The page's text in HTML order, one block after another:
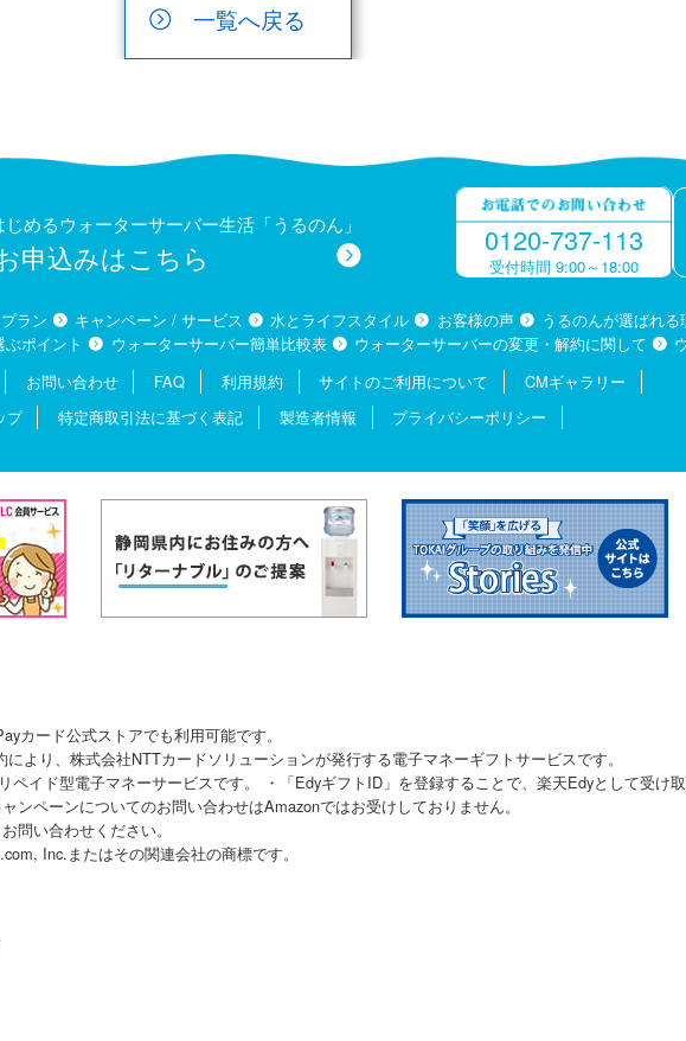
一覧へ戻る
めるウォーターサーバー生活「うるのん」
申込みはこちら 0120-737-113
受付時間 9:00～18:00
ラン キャンペーン / サービス 水とライフスタイル お客様の声 うるのんが選ばれる
ポイント ウォーターサーバー簡単比較表 ウォーターサーバーの変更・解約に関して
お問い合わせ FAQ 利用規約 サイトのご利用について
CMギャラリー
プ
特定商取引法に基づく表記 製造者情報 プライバシーポリシー
カード公式ストアでも利用可能です。
より、株式会社NTTカードソリューションが発行する電子マネーギフトサービスです。
イド型電子マネーサービスです。
・「EdyギフトID」を登録することで、楽天Edyとして受け
ンペーンについてのお問い合わせはAmazonではお受けしておりません。
問い合わせください。
Inc.またはその関連会社の商標です。